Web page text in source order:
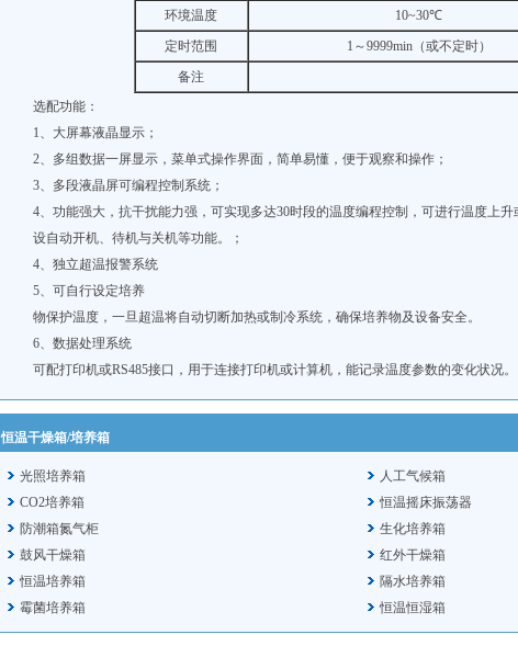
环境温度
10~30℃
定时范围
1～9999min（或不定时）
备注
选配功能：
1、大屏幕液晶显示；
2、多组数据一屏显示，菜单式操作界面，简单易懂，便于观察和操作；
3、多段液晶屏可编程控制系统；
4、功能强大，抗干扰能力强，可实现多达30时段的温度编程控制，可进行温度上
设自动开机、待机与关机等功能。；
4、独立超温报警系统
5、可自行设定培养
物保护温度，一旦超温将自动切断加热或制冷系统，确保培养物及设备安全。
6、数据处理系统
可配打印机或RS485接口，用于连接打印机或计算机，能记录温度参数的变化状况。
恒温干燥箱/培养箱
光照培养箱
人工气候箱
CO2培养箱
恒温摇床振荡器
防潮箱氮气柜
生化培养箱
鼓风干燥箱
红外干燥箱
恒温培养箱
隔水培养箱
霉菌培养箱
恒温恒湿箱